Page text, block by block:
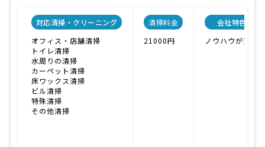
対応清掃・クリーニング
オフィス・店舗清掃
トイレ清掃
水周りの清掃
カーペット清掃
床ワックス清掃
ビル清掃
特殊清掃
その他清掃
清掃料金
21000円
会社特色
ノウハウが充実